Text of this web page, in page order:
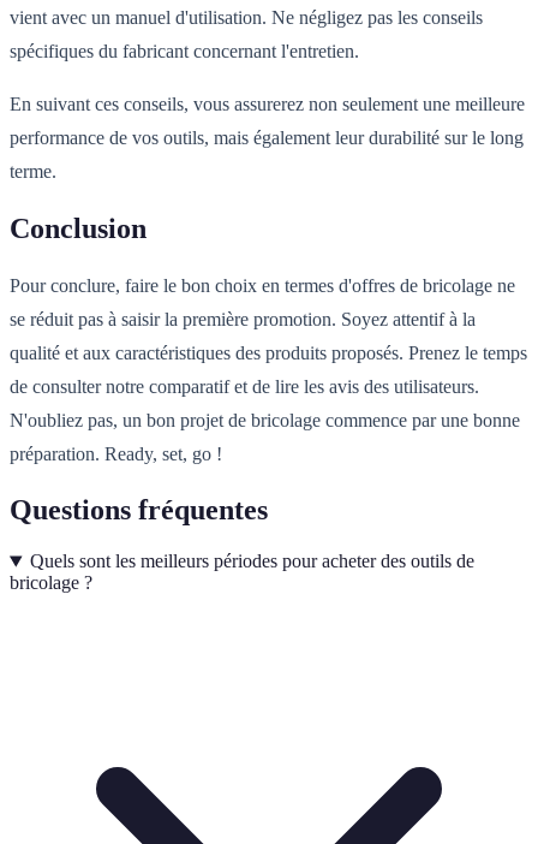
vient avec un manuel d'utilisation. Ne négligez pas les conseils
spécifiques du fabricant concernant l'entretien.
En suivant ces conseils, vous assurerez non seulement une meilleure
performance de vos outils, mais également leur durabilité sur le long
terme.
Conclusion
Pour conclure, faire le bon choix en termes d'offres de bricolage ne
se réduit pas à saisir la première promotion. Soyez attentif à la
qualité et aux caractéristiques des produits proposés. Prenez le temps
de consulter notre comparatif et de lire les avis des utilisateurs.
N'oubliez pas, un bon projet de bricolage commence par une bonne
préparation. Ready, set, go !
Questions fréquentes
Quels sont les meilleurs périodes pour acheter des outils de
bricolage ?